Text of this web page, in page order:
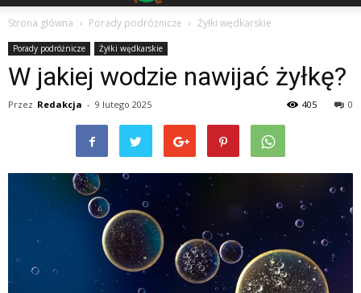
Strona główna Porady podróżnicze Żyłki wędkarskie
Porady podróżnicze Żyłki wędkarskie
W jakiej wodzie nawijać żyłkę?
Przez Redakcja - 9 lutego 2025 0
405